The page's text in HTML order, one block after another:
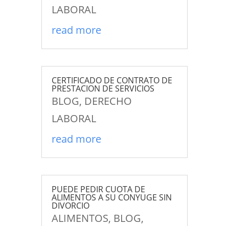
LABORAL
read more
CERTIFICADO DE CONTRATO DE
PRESTACION DE SERVICIOS
BLOG, DERECHO
LABORAL
read more
PUEDE PEDIR CUOTA DE
ALIMENTOS A SU CONYUGE SIN
DIVORCIO
ALIMENTOS, BLOG,